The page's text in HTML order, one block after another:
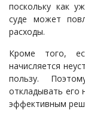
поскольку как
суде может
расходы.
Кроме того,
начисляется
пользу.
откладывать его
эффективным